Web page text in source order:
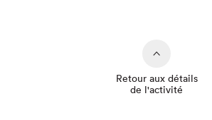
Retour aux détails
de l'activité